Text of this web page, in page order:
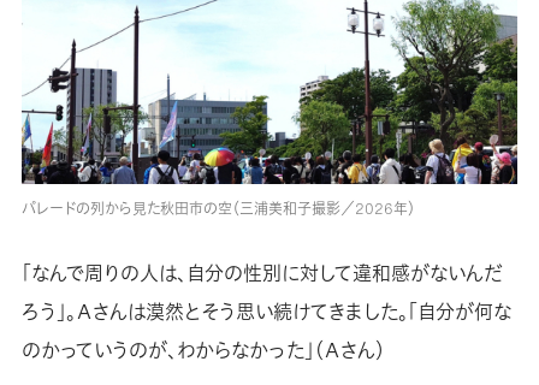
パレードの列から見た秋田市の空（三浦美和子撮影／2026年）
「なんで周りの人は、自分の性別に対して違和感がないんだ
ろう」。Ａさんは漠然とそう思い続けてきました。「自分が何な
のかっていうのが、わからなかった」（Ａさん）